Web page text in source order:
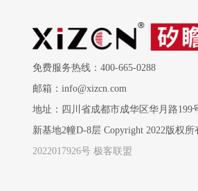
免费服务热线：400-665-0288
邮箱：info@xizcn.com
地址：四川省成都市成华区华月路199
新基地2幢D-8层 Copyright 2022版权
2022017926号 极客联盟